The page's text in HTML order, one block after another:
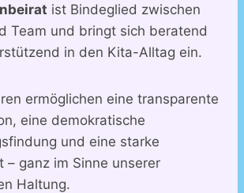
ist Bindeglied zwischen
Team und bringt sich beratend
in den Kita-Alltag ein.
ermöglichen eine transparente
eine demokratische
und eine starke
– ganz im Sinne unserer
Haltung.